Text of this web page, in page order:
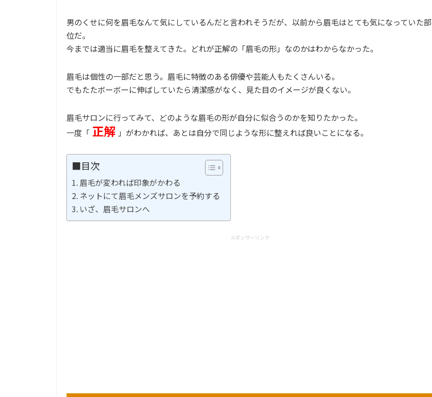
男のくせに何を眉毛なんて気にしているんだと言われそうだが、以前から眉毛はとても気になっていた部
位だ。
今までは適当に眉毛を整えてきた。どれが正解の「眉毛の形」なのかはわからなかった。
眉毛は個性の一部だと思う。眉毛に特徴のある俳優や芸能人もたくさんいる。
でもたたボーボーに伸ばしていたら清潔感がなく、見た目のイメージが良くない。
眉毛サロンに行ってみて、どのような眉毛の形が自分に似合うのかを知りたかった。
一度「 正解 」がわかれば、あとは自分で同じような形に整えれば良いことになる。
■目次
眉毛が変われば印象がかわる
ネットにて眉毛メンズサロンを予約する
いざ、眉毛サロンへ
スポンサーリンク